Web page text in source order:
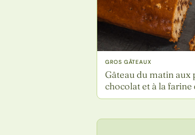
GROS GÂTEAUX
Gâteau du matin aux
chocolat et à la farine